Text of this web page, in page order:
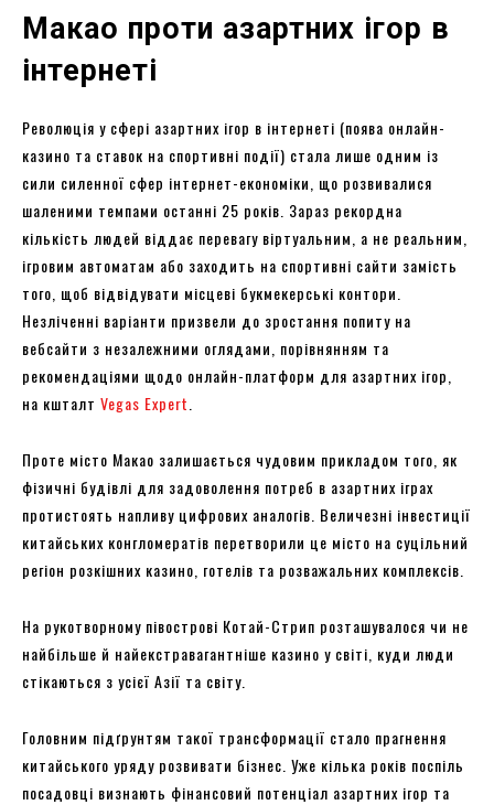
Макао проти азартних ігор в
інтернеті
Революція у сфері азартних ігор в інтернеті (поява онлайн-
казино та ставок на спортивні події) стала лише одним із
сили силенної сфер інтернет-економіки, що розвивалися
шаленими темпами останні 25 років. Зараз рекордна
кількість людей віддає перевагу віртуальним, а не реальним,
ігровим автоматам або заходить на спортивні сайти замість
того, щоб відвідувати місцеві букмекерські контори.
Незліченні варіанти призвели до зростання попиту на
вебсайти з незалежними оглядами, порівнянням та
рекомендаціями щодо онлайн-платформ для азартних ігор,
на кшталт Vegas Expert
Проте місто Макао залишається чудовим прикладом того, як
фізичні будівлі для задоволення потреб в азартних іграх
протистоять напливу цифрових аналогів. Величезні інвестиції
китайських конгломератів перетворили це місто на суцільний
регіон розкішних казино, готелів та розважальних комплексів.
На рукотворному півострові Котай-Стрип розташувалося чи не
найбільше й найекстравагантніше казино у світі, куди люди
стікаються з усієї Азії та світу.
Головним підґрунтям такої трансформації стало прагнення
китайського уряду розвивати бізнес. Уже кілька років поспіль
посадовці визнають фінансовий потенціал азартних ігор та